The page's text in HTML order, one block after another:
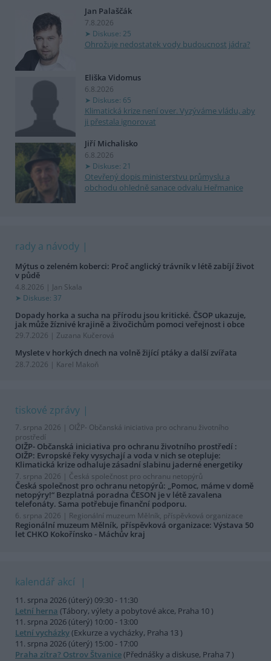
Jan Palaščák
7.8.2026
Diskuse: 25
Ohrožuje nedostatek vody budoucnost jádra?
Eliška Vidomus
6.8.2026
Diskuse: 65
Klimatická krize není over. Vyzýváme vládu, aby
ji přestala ignorovat
Jiří Michalisko
6.8.2026
Diskuse: 21
Otevřený dopis ministerstvu průmyslu a
obchodu ohledně sanace odvalu Heřmanice
rady a návody
Mýtus o zeleném koberci: Proč anglický trávník v létě zabíjí život
v půdě
4.8.2026 | Jan Skala
Diskuse: 37
Dopady horka a sucha na přírodu jsou kritické. ČSOP ukazuje,
jak může žíznivé krajině a živočichům pomoci veřejnost i obce
29.7.2026 | Zuzana Kučerová
Myslete v horkých dnech na volně žijící ptáky a další zvířata
28.7.2026 | Karel Makoň
tiskové zprávy
7. srpna 2026 | OIŽP- Občanská iniciativa pro ochranu životního
prostředí
OIŽP- Občanská iniciativa pro ochranu životního prostředí :
OIŽP: Evropské řeky vysychají a voda v nich se otepluje:
Klimatická krize odhaluje zásadní slabinu jaderné energetiky
7. srpna 2026 | Česká společnost pro ochranu netopýrů
Česká společnost pro ochranu netopýrů: „Pomoc, máme v domě
netopýry!“ Bezplatná poradna ČESON je v létě zavalena
telefonáty. Sama potřebuje finanční podporu.
6. srpna 2026 | Regionální muzeum Mělník, příspěvková organizace
Regionální muzeum Mělník, příspěvková organizace: Výstava 50
let CHKO Kokořínsko - Máchův kraj
kalendář akcí
11. srpna 2026 (úterý) 09:30 - 11:30
Letní herna (Tábory, výlety a pobytové akce, Praha 10 )
11. srpna 2026 (úterý) 10:00 - 13:00
Letní vycházky(Exkurze a vycházky, Praha 13 )
11. srpna 2026 (úterý) 15:00 - 17:00
Praha zítra? Ostrov Štvanice(Přednášky a diskuse, Praha 7 )